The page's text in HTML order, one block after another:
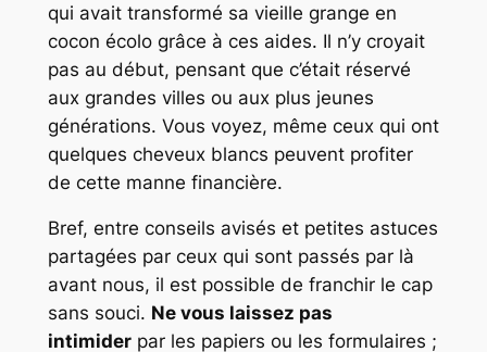
qui avait transformé sa vieille grange en
cocon écolo grâce à ces aides. Il n’y croyait
pas au début, pensant que c’était réservé
aux grandes villes ou aux plus jeunes
générations. Vous voyez, même ceux qui ont
quelques cheveux blancs peuvent profiter
de cette manne financière.
Bref, entre conseils avisés et petites astuces
partagées par ceux qui sont passés par là
avant nous, il est possible de franchir le cap
sans souci. Ne vous laissez pas
intimiderpar les papiers ou les formulaires ;